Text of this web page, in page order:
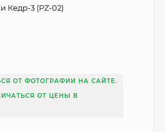
Кедр-3 (PZ-02)
ОТ ФОТОГРАФИИ НА САЙТЕ.
ОТ ЦЕНЫ В